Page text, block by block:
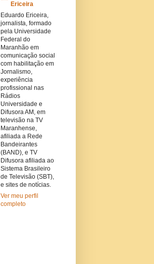
Ericeira
Eduardo Ericeira,
jornalista, formado
pela Universidade
Federal do
Maranhão em
comunicação social
com habilitação em
Jornalismo,
experiência
profissional nas
Rádios
Universidade e
Difusora AM, em
televisão na TV
Maranhense,
afiliada a Rede
Bandeirantes
(BAND), e TV
Difusora afiliada ao
Sistema Brasileiro
de Televisão (SBT),
e sites de notícias.
Ver meu perfil
completo